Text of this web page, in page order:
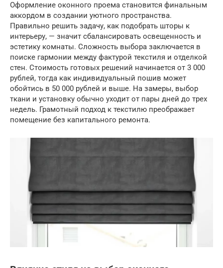
Оформление оконного проема становится финальным
аккордом в создании уютного пространства.
Правильно решить задачу, как подобрать шторы к
интерьеру, — значит сбалансировать освещенность и
эстетику комнаты. Сложность выбора заключается в
поиске гармонии между фактурой текстиля и отделкой
стен. Стоимость готовых решений начинается от 3 000
рублей, тогда как индивидуальный пошив может
обойтись в 50 000 рублей и выше. На замеры, выбор
ткани и установку обычно уходит от пары дней до трех
недель. Грамотный подход к текстилю преображает
помещение без капитального ремонта.